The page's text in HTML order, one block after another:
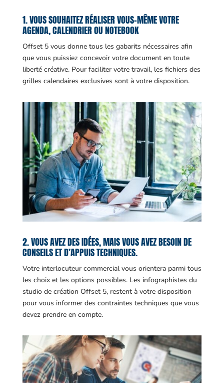
1. VOUS SOUHAITEZ RÉALISER VOUS-MÊME VOTRE
AGENDA, CALENDRIER OU NOTEBOOK
Offset 5 vous donne tous les gabarits nécessaires afin
que vous puissiez concevoir votre document en toute
liberté créative. Pour faciliter votre travail, les fichiers des
grilles calendaires exclusives sont à votre disposition.
2. VOUS AVEZ DES IDÉES, MAIS VOUS AVEZ BESOIN DE
CONSEILS ET D’APPUIS TECHNIQUES.
Votre interlocuteur commercial vous orientera parmi tous
les choix et les options possibles. Les infographistes du
studio de création Offset 5, restent à votre disposition
pour vous informer des contraintes techniques que vous
devez prendre en compte.